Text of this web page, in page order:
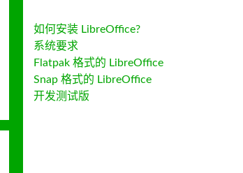
如何安装 LibreOffice?
系统要求
Flatpak 格式的 LibreOffice
Snap 格式的 LibreOffice
开发测试版